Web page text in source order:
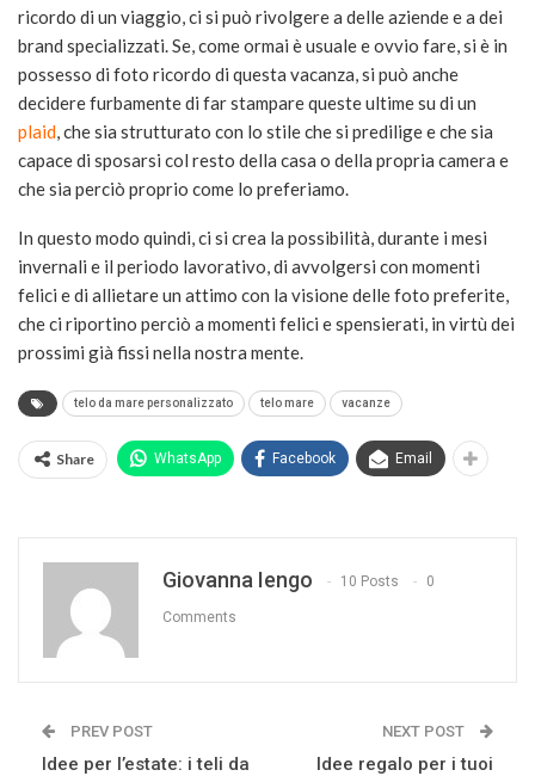
ricordo di un viaggio, ci si può rivolgere a delle aziende e a dei
brand specializzati. Se, come ormai è usuale e ovvio fare, si è in
possesso di foto ricordo di questa vacanza, si può anche
decidere furbamente di far stampare queste ultime su di un
plaid, che sia strutturato con lo stile che si predilige e che sia
capace di sposarsi col resto della casa o della propria camera e
che sia perciò proprio come lo preferiamo.
In questo modo quindi, ci si crea la possibilità, durante i mesi
invernali e il periodo lavorativo, di avvolgersi con momenti
felici e di allietare un attimo con la visione delle foto preferite,
che ci riportino perciò a momenti felici e spensierati, in virtù dei
prossimi già fissi nella nostra mente.
telo da mare personalizzato telo mare vacanze
Share WhatsApp Facebook Email
Giovanna Iengo 10 Posts 0
Comments
PREV POST
Idee per l’estate: i teli da
NEXT POST
Idee regalo per i tuoi